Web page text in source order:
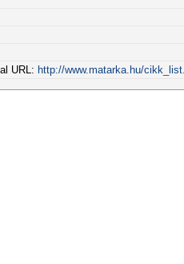
URL: http://www.matarka.hu/